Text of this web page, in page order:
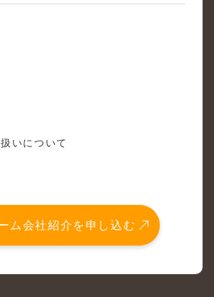
いについて
ム会社紹介を申し込む